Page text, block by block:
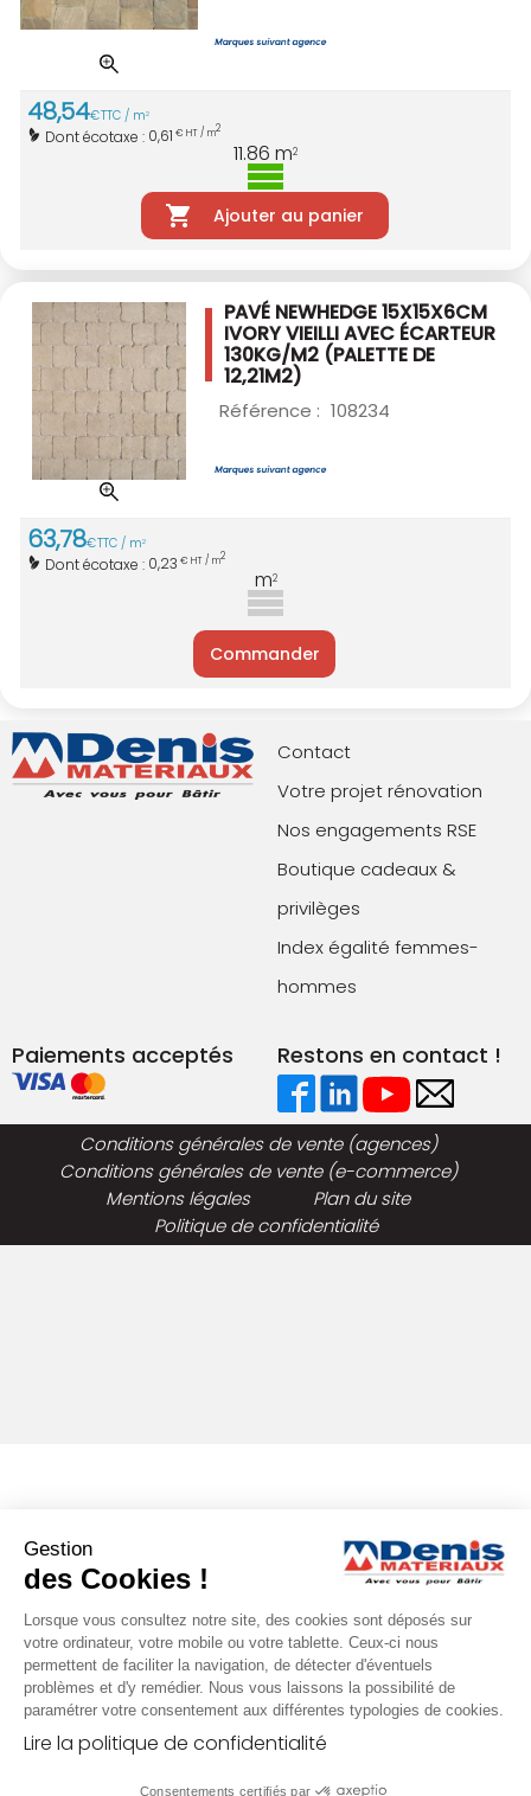
48,54€TTC / m2
Dont écotaxe : 0,61 € HT / m2
11.86 m2
Ajouter au panier
PAVÉ NEWHEDGE 15X15X6CM
IVORY VIEILLIAVEC ÉCARTEUR
130KG/M2 (PALETTE DE
12,21M2)
Référence : 108234
63,78€TTC / m2
Dont écotaxe : 0,23 € HT / m2
m2
Commander
Contact
Votre projet rénovation
Nos engagements RSE
Boutique cadeaux &
privilèges
Index égalité femmes-
hommes
Paiements acceptés Restons en contact !
Conditions générales de vente (agences)
Conditions générales de vente (e-commerce)
Mentions légales
Plan du site
Politique de confidentialité
Gestion
des Cookies !
Lorsque vous consultez notre site, des cookies sont déposés sur
votre ordinateur, votre mobile ou votre tablette. Ceux-ci nous
permettent de faciliter la navigation, de détecter d'éventuels
problèmes et d'y remédier. Nous vous laissons la possibilité de
paramétrer votre consentement aux différentes typologies de cookies.
Lire la politique de confidentialité
Consentements certifiés par